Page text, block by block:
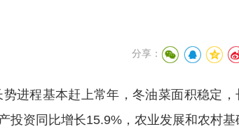
分享：
进程基本赶上常年，冬油菜面积稳定，
投资同比增长15.9%，农业发展和农村基